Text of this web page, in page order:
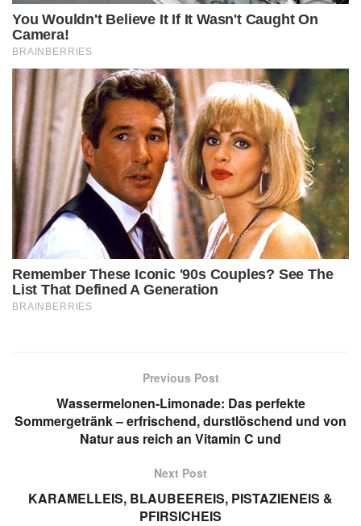
Previous Post
Wassermelonen-Limonade: Das perfekte
Sommergetränk – erfrischend, durstlöschend und von
Natur aus reich an Vitamin C und
Next Post
KARAMELLEIS, BLAUBEEREIS, PISTAZIENEIS &
PFIRSICHEIS